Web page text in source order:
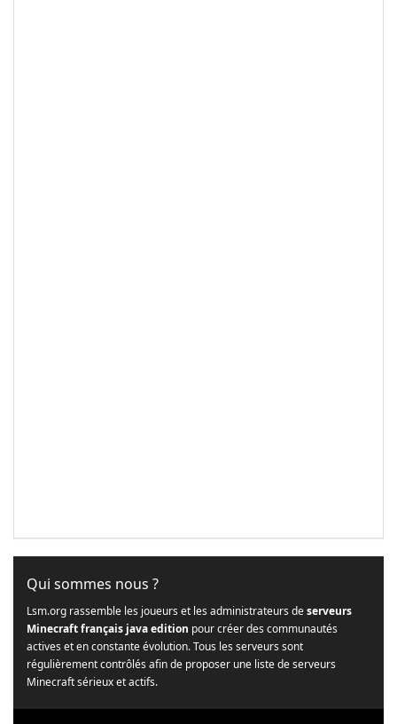
Qui sommes nous ?
Lsm.org rassemble les joueurs et les administrateurs deserveurs
Minecraft français java edition pour créer des communautés
actives et en constante évolution. Tous les serveurs sont
régulièrement contrôlés afin de proposer une liste de serveurs
Minecraft sérieux et actifs.